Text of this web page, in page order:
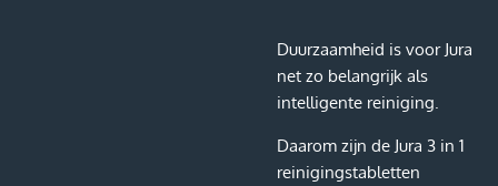
Duurzaamheid is voor Jura
net zo belangrijk als
intelligente reiniging.
Daarom zijn de Jura 3 in 1
reinigingstabletten